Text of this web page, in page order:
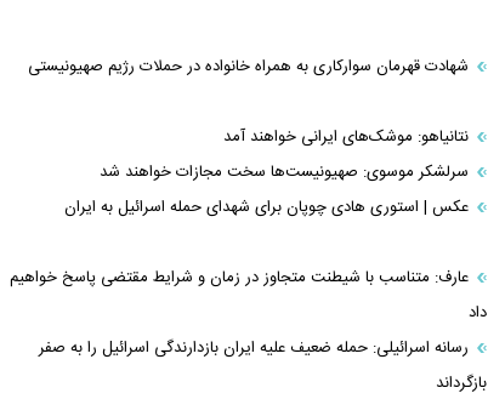
شهادت قهرمان سوارکاری به‌ همراه خانواده در حملات رژیم صهیونیستی
نتانیاهو: موشک‌های ایرانی خواهند آمد
سرلشکر موسوی: صهیونیست‌ها سخت مجازات خواهند شد
عکس | استوری هادی چوپان برای شهدای حمله اسرائیل به ایران
عارف: متناسب با شیطنت متجاوز در زمان و شرایط مقتضی پاسخ خواهیم
داد
رسانه اسرائیلی: حمله ضعیف علیه ایران بازدارندگی اسرائیل را به صفر
بازگرداند